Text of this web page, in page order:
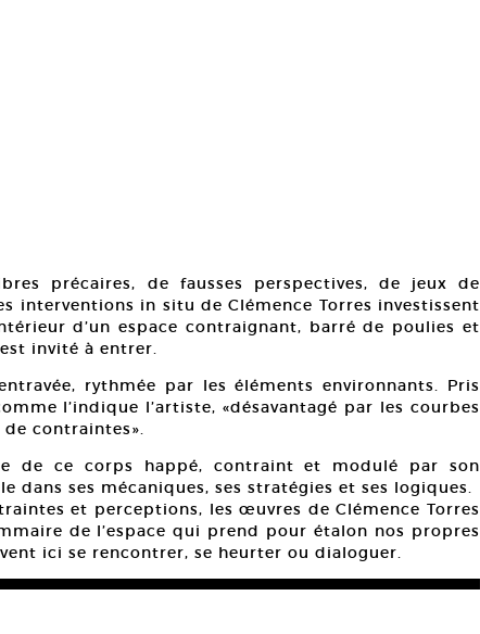
précaires, de fausses perspectives, de jeux de
interventions in situ de Clémence Torres investissent
d’un espace contraignant, barré de poulies et
invité à entrer.
rythmée par les éléments environnants. Pris
l’indique l’artiste, «désavantagé par les courbes
contraintes».
de ce corps happé, contraint et modulé par son
dans ses mécaniques, ses stratégies et ses logiques.
et perceptions, les œuvres de Clémence Torres
de l’espace qui prend pour étalon nos propres
ici se rencontrer, se heurter ou dialoguer.